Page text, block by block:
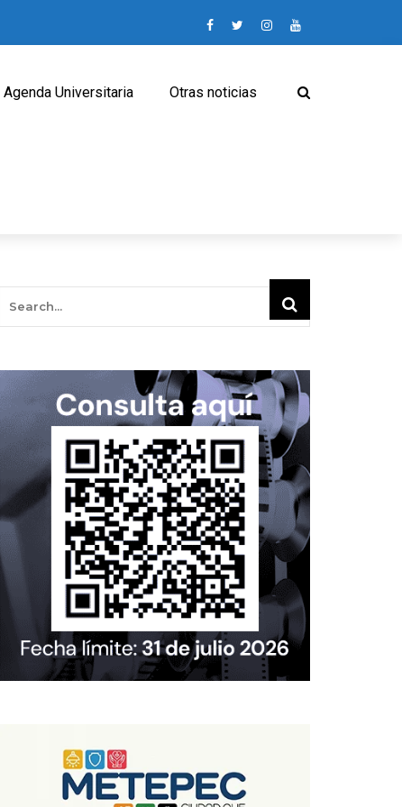
Agenda Universitaria Otras noticias